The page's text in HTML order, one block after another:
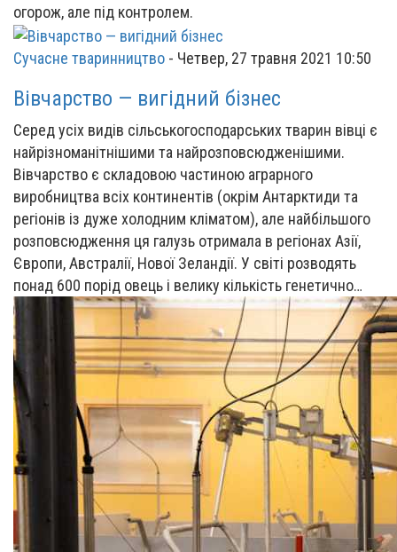
огорож, але під контролем.
Сучасне тваринництво - Четвер, 27 травня 2021 10:50
Вівчарство — вигідний бізнес
Серед усіх видів сільськогосподарських тварин вівці є
найрізноманітнішими та найрозповсюдженішими.
Вівчарство є складовою частиною аграрного
виробництва всіх континентів (окрім Антарктиди та
регіонів із дуже холодним кліматом), але найбільшого
розповсюдження ця галузь отримала в регіонах Азії,
Європи, Австралії, Нової Зеландії. У світі розводять
понад 600 порід овець і велику кількість генетично…